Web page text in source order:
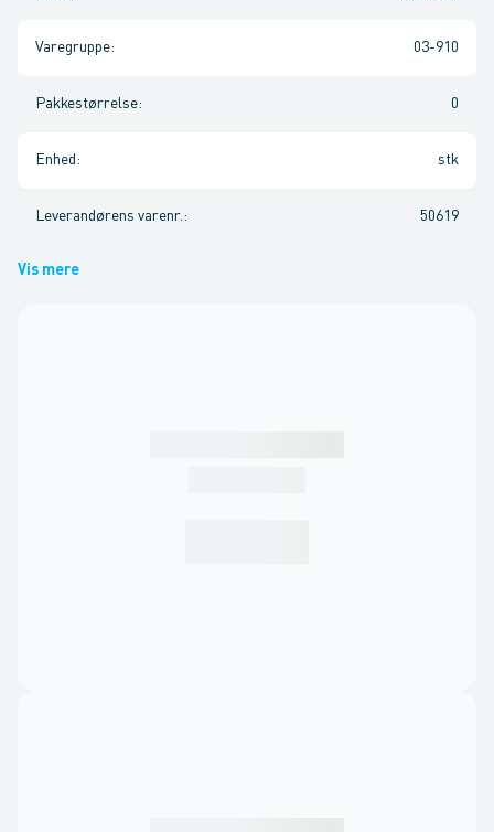
Varegruppe: 03-910
Pakkestørrelse: 0
Enhed : stk
Leverandørens varenr. : 50619
Vis mere